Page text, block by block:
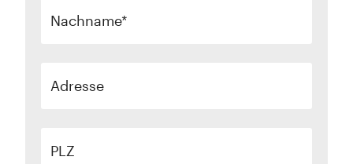
Nachname
Adresse
PLZ